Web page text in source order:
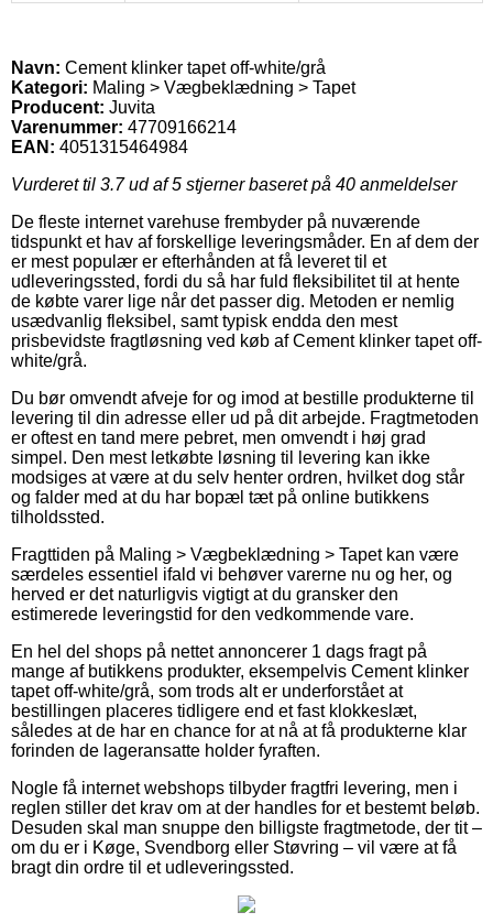
Navn: Cement klinker tapet off-white/grå
Kategori: Maling > Vægbeklædning > Tapet
Producent: Juvita
Varenummer: 47709166214
EAN: 4051315464984
Vurderet til 3.7ud af 5 stjerner baseret på 40 anmeldelser
De fleste internet varehuse frembyder på nuværende
tidspunkt et hav af forskellige leveringsmåder. En af dem der
er mest populær er efterhånden at få leveret til et
udleveringssted, fordi du så har fuld fleksibilitet til at hente
de købte varer lige når det passer dig. Metoden er nemlig
usædvanlig fleksibel, samt typisk endda den mest
prisbevidste fragtløsning ved køb af Cement klinker tapet off-
white/grå.
Du bør omvendt afveje for og imod at bestille produkterne til
levering til din adresse eller ud på dit arbejde. Fragtmetoden
er oftest en tand mere pebret, men omvendt i høj grad
simpel. Den mest letkøbte løsning til levering kan ikke
modsiges at være at du selv henter ordren, hvilket dog står
og falder med at du har bopæl tæt på online butikkens
tilholdssted.
Fragttiden på Maling > Vægbeklædning > Tapet kan være
særdeles essentiel ifald vi behøver varerne nu og her, og
herved er det naturligvis vigtigt at du gransker den
estimerede leveringstid for den vedkommende vare.
En hel del shops på nettet annoncerer 1 dags fragt på
mange af butikkens produkter, eksempelvis Cement klinker
tapet off-white/grå, som trods alt er underforstået at
bestillingen placeres tidligere end et fast klokkeslæt,
således at de har en chance for at nå at få produkterne klar
forinden de lageransatte holder fyraften.
Nogle få internet webshops tilbyder fragtfri levering, men i
reglen stiller det krav om at der handles for et bestemt beløb.
Desuden skal man snuppe den billigste fragtmetode, der tit –
om du er i Køge, Svendborg eller Støvring – vil være at få
bragt din ordre til et udleveringssted.